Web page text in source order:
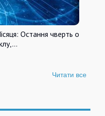
Остання чверть о
Читати все